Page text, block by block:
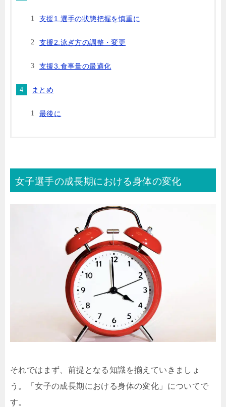
支援1.選手の状態把握を慎重に
支援2.泳ぎ方の調整・変更
支援3.食事量の最適化
まとめ
最後に
女子選手の成長期における身体の変化
それではまず、前提となる知識を揃えていきましょ
う。「女子の成長期における身体の変化」についてで
す。